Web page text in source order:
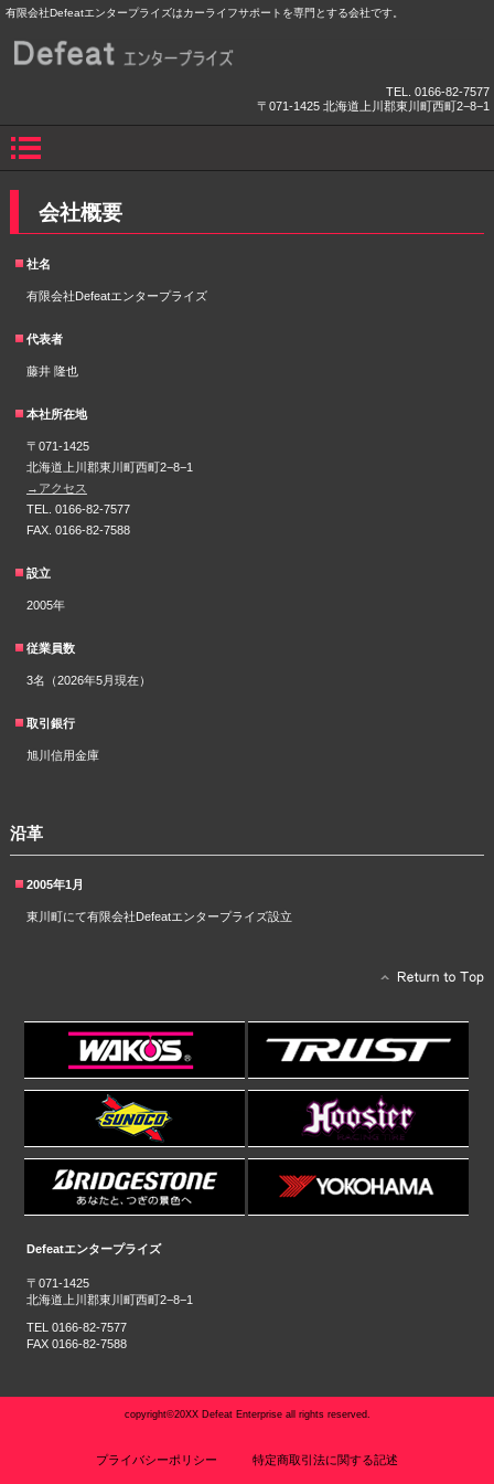
有限会社Defeatエンタープライズはカーライフサポートを専門とする会社です。
TEL. 0166-82-7577
〒071-1425 北海道上川郡東川町西町2−8−1
会社概要
社名
有限会社Defeatエンタープライズ
代表者
藤井 隆也
本社所在地
〒071-1425
北海道上川郡東川町西町2−8−1
→アクセス
TEL. 0166-82-7577
FAX. 0166-82-7588
設立
2005年
従業員数
3名（2026年5月現在）
取引銀行
旭川信用金庫
沿革
2005年1月
東川町にて有限会社Defeatエンタープライズ設立
Defeatエンタープライズ
〒071-1425
北海道上川郡東川町西町2−8−1
TEL 0166-82-7577
FAX 0166-82-7588
copyright©20XX Defeat Enterprise all rights reserved.
プライバシーポリシー 特定商取引法に関する記述